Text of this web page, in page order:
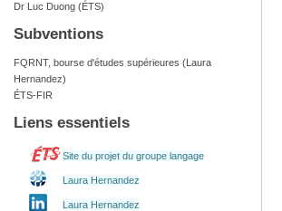
Dr Luc Duong (ÉTS)
Subventions
FQRNT, bourse d'études supérieures (Laura
Hernandez)
ÉTS-FIR
Liens essentiels
Site du projet du groupe langage
Laura Hernandez
Laura Hernandez